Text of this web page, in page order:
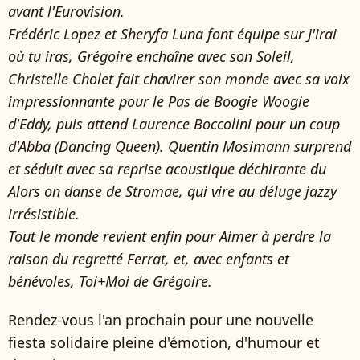
avant l'Eurovision.
Frédéric Lopez et Sheryfa Luna font équipe sur J'irai
où tu iras, Grégoire enchaîne avec son Soleil,
Christelle Cholet fait chavirer son monde avec sa voix
impressionnante pour le Pas de Boogie Woogie
d'Eddy, puis attend Laurence Boccolini pour un coup
d'Abba (Dancing Queen). Quentin Mosimann surprend
et séduit avec sa reprise acoustique déchirante du
Alors on danse de Stromae, qui vire au déluge jazzy
irrésistible.
Tout le monde revient enfin pour Aimer à perdre la
raison du regretté Ferrat, et, avec enfants et
bénévoles, Toi+Moi de Grégoire.
Rendez-vous l'an prochain pour une nouvelle
fiesta solidaire pleine d'émotion, d'humour et